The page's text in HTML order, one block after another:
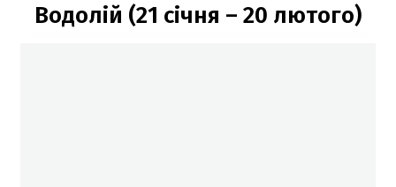
Водолій (21 січня – 20 лютого)